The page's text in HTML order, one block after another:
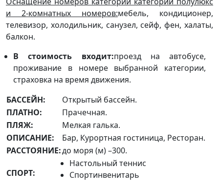
и 2-комнатных номеров:мебель, кондиционер,
телевизор, холодильник, санузел, сейф, фен, халаты,
балкон.
В стоимость входит:проезд на автобусе,
проживание в номере выбранной категории,
страховка на время движения.
БАССЕЙН:
Открытый бассейн.
ПЛАТНО:
Прачечная.
ПЛЯЖ:
Мелкая галька.
ОПИСАНИЕ:
Бар, Курортная гостиница, Ресторан.
РАССТОЯНИЕ:до моря (м) –300.
СПОРТ:
Настольный теннис
Спортинвенитарь